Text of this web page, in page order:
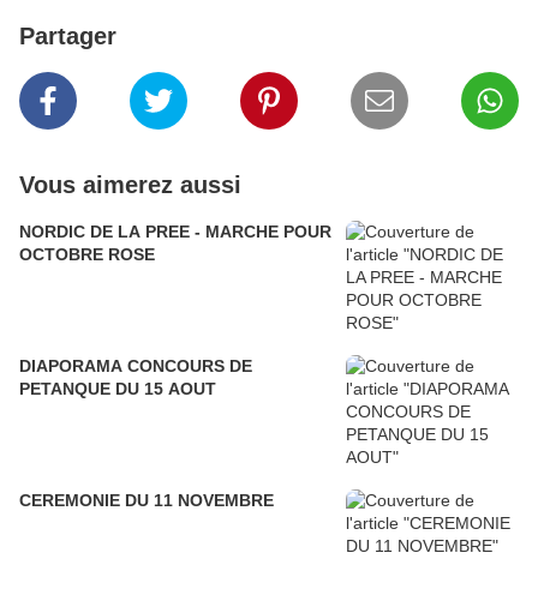
Partager
Vous aimerez aussi
NORDIC DE LA PREE - MARCHE POUR
OCTOBRE ROSE
DIAPORAMA CONCOURS DE
PETANQUE DU 15 AOUT
CEREMONIE DU 11 NOVEMBRE